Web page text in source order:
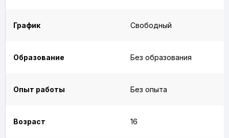
График Свободный
Образование Без образования
Опыт работы Без опыта
Возраст 16